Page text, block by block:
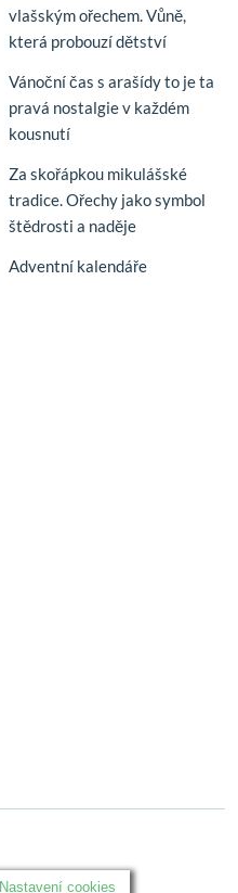
vlašským ořechem. Vůně,
která probouzí dětství
Vánoční čas s arašídy to je ta
pravá nostalgie v každém
kousnutí
Za skořápkou mikulášské
tradice. Ořechy jako symbol
štědrosti a naděje
Adventní kalendáře
Nastavení cookies